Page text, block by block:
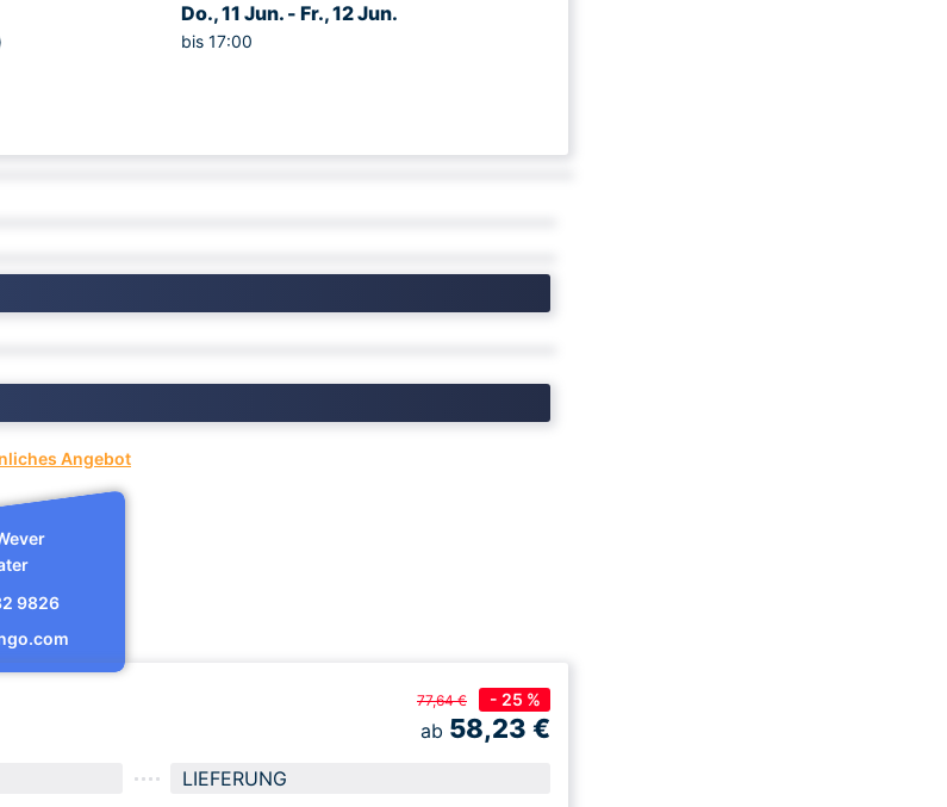
Do., 11 Jun. - Fr., 12 Jun.
bis 17:00
Angebot
9826
LIEFERUNG
77,64 € - 25 %
ab 58,23 €